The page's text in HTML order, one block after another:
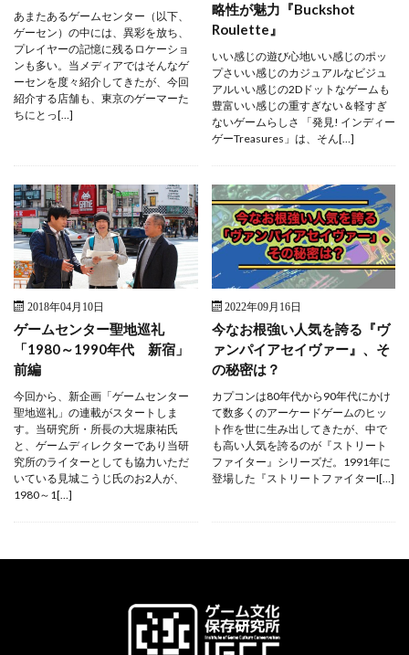
あまたあるゲームセンター（以下、
ゲーセン）の中には、異彩を放ち、
プレイヤーの記憶に残るロケーショ
ンも多い。当メディアではそんなゲ
ーセンを度々紹介してきたが、今回
紹介する店舗も、東京のゲーマーた
ちにとっ[…]
略性が魅力『Buckshot
Roulette』
いい感じの遊び心地いい感じのポッ
プさいい感じのカジュアルなビジュ
アルいい感じの2Dドットなゲームも
豊富いい感じの重すぎない＆軽すぎ
ないゲームらしさ 「発見! インディー
ゲーTreasures」は、そん[…]
2018年04月10日
ゲームセンター聖地巡礼
「1980～1990年代 新宿」
前編
今回から、新企画「ゲームセンター
聖地巡礼」の連載がスタートしま
す。当研究所・所長の大堀康祐氏
と、ゲームディレクターであり当研
究所のライターとしても協力いただ
いている見城こうじ氏のお2人が、
1980～1[…]
2022年09月16日
今なお根強い人気を誇る『ヴ
ァンパイアセイヴァー』、そ
の秘密は？
カプコンは80年代から90年代にかけ
て数多くのアーケードゲームのヒッ
ト作を世に生み出してきたが、中で
も高い人気を誇るのが『ストリート
ファイター』シリーズだ。1991年に
登場した『ストリートファイターI[…]